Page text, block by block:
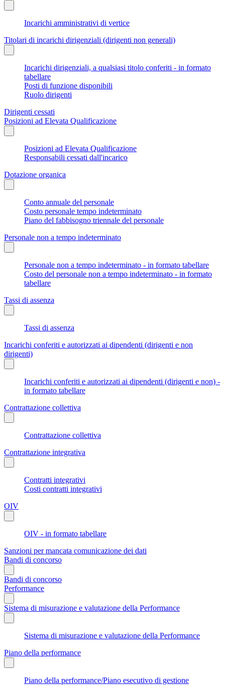
Incarichi amministrativi di vertice
Titolari di incarichi dirigenziali (dirigenti non generali)
Incarichi dirigenziali, a qualsiasi titolo conferiti - in formato
tabellare
Posti di funzione disponibili
Ruolo dirigenti
Dirigenti cessati
Posizioni ad Elevata Qualificazione
Posizioni ad Elevata Qualificazione
Responsabili cessati dall'incarico
Dotazione organica
Conto annuale del personale
Costo personale tempo indeterminato
Piano del fabbisogno triennale del personale
Personale non a tempo indeterminato
Personale non a tempo indeterminato - in formato tabellare
Costo del personale non a tempo indeterminato - in formato
tabellare
Tassi di assenza
Tassi di assenza
Incarichi conferiti e autorizzati ai dipendenti (dirigenti e non
dirigenti)
Incarichi conferiti e autorizzati ai dipendenti (dirigenti e non) -
in formato tabellare
Contrattazione collettiva
Contrattazione collettiva
Contrattazione integrativa
Contratti integrativi
Costi contratti integrativi
OIV
OIV - in formato tabellare
Sanzioni per mancata comunicazione dei dati
Bandi di concorso
Bandi di concorso
Performance
Sistema di misurazione e valutazione della Performance
Sistema di misurazione e valutazione della Performance
Piano della performance
Piano della performance/Piano esecutivo di gestione